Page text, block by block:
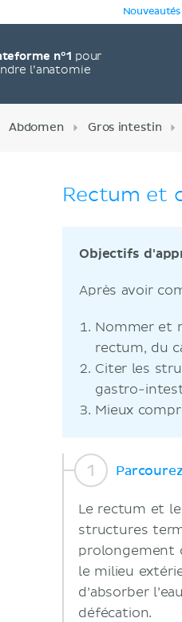
n°1 pour
l’anatomie
Nouveautés
Abdomen Gros intestin
Rectum et
Objectifs
Après avoir
Nommer et
rectum, du
Citer les
gastro-
Mieux
Le rectum et
structures
prolongement
le milieu
d’absorber
défécation.